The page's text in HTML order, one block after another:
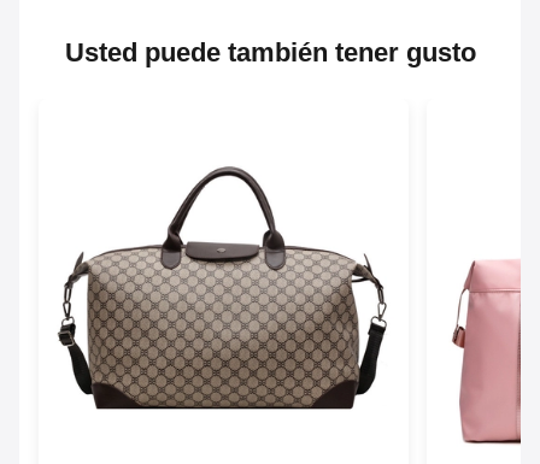
Usted puede también tener gusto